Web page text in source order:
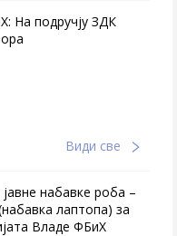
На подручју ЗДК
Види све
набавке роба –
лаптопа) за
Владе ФБиХ